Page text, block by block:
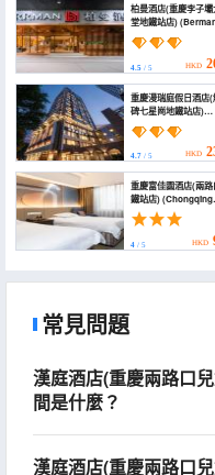
柏曼酒店(重慶李子壩
堂地鐵站店) (Berman
Hotel (Chongqing
Yuzhong Da
4.5 / 5 HKD
重慶漫瑞庭假日酒店(
碑七星崗地鐵站店)
(Chongqing
Holiday Meisu
(Jiefangbei
Subway Station
Branch))
4.7 / 5 HKD
重慶富佳園酒店(兩路
鐵站店) (Chongqing
Fujiayuan Hotel
(Lianglukou Subway
4 / 5 HKD
常見問題
漢庭酒店(重慶兩路口
間是什麼？
漢庭酒店(重慶兩路口